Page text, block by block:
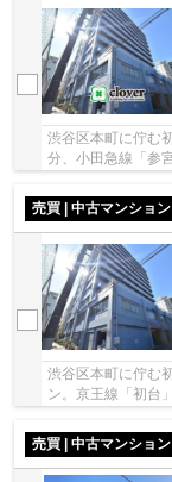
渋谷区本町に佇む
分、小田急線「参
売買 | 中古マンション
渋谷区本町に佇む
ン。京王線「初台
売買 | 中古マンション